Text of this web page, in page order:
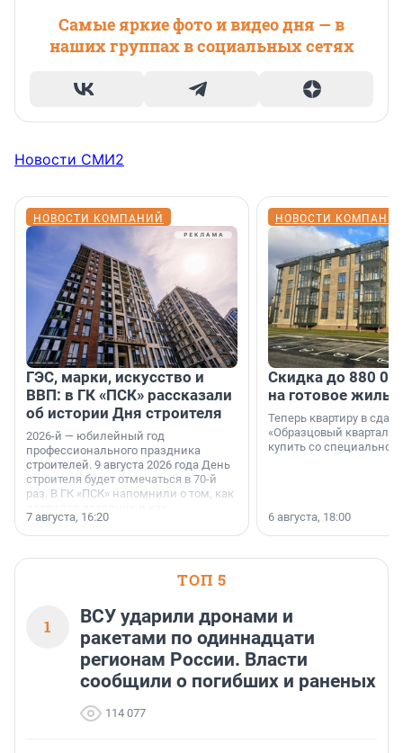
Самые яркие фото и видео дня — в
наших группах в социальных сетях
Новости СМИ2
НОВОСТИ КОМПАНИЙ
ГЭС, марки, искусство и
ВВП: в ГК «ПСК» рассказали
об истории Дня строителя
2026-й — юбилейный год
профессионального праздника
строителей. 9 августа 2026 года День
строителя будет отмечаться в 70-й
раз. В ГК «ПСК» напомнили о том, как
поменялась роль строительства.
7 августа, 16:20
НОВОСТИ
Скидка до 880
на готовое
Теперь квартиру в
«Образцовый квартал
купить со специальной
6 августа, 18:00
ТОП 5
1
ВСУ ударили дронами и
ракетами по одиннадцати
регионам России. Власти
сообщили о погибших и раненых
114 077